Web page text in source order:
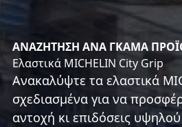
ΑΝΑΖΗΤΗΣΗ ΑΝΑ ΓΚΑΜΑ
Ελαστικά MICHELIN City Grip
Ανακαλύψτε τα ελαστικά
σχεδιασμένα για να
αντοχή κι επιδόσεις